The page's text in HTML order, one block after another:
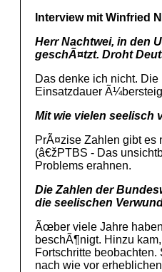
Interview mit Winfried
Herr Nachtwei, in den
geschÃ¤tzt. Droht
Das denke ich nicht.
Einsatzdauer
Mit wie vielen seelisch
PrÃ¤zise Zahlen gibt es
(â€žPTBS - Das
Problems erahnen.
Die Zahlen der
die seelischen
Ãœber viele Jahre
beschÃ¶nigt. Hinzu
Fortschritte
nach wie vor